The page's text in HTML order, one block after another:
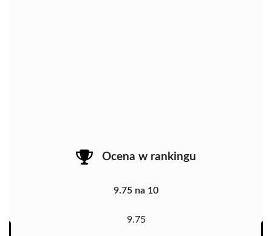
Ocena w rankingu
9.75 na 10
9.75